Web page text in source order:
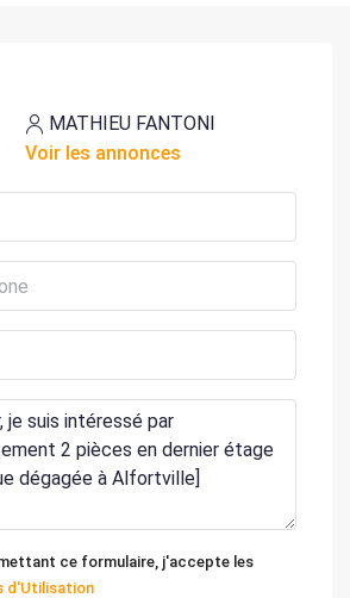
MATHIEU FANTONI
Voir les annonces
ce formulaire, j'accepte les
d'Utilisation